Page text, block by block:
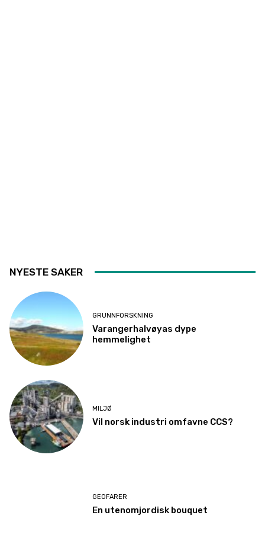
NYESTE SAKER
GRUNNFORSKNING
Varangerhalvøyas dype
hemmelighet
MILJØ
Vil norsk industri omfavne CCS?
GEOFARER
En utenomjordisk bouquet